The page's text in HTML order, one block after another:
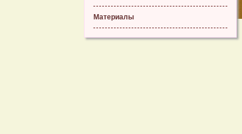
Материалы